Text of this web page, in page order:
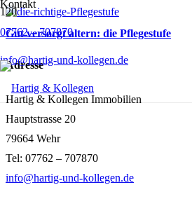
Kontakt
07762 – 707870
info@hartig-und-kollegen.de
Gut versorgt altern: die Pflegestufe
Adresse
Hartig & Kollegen Immobilien
Hauptstrasse 20
79664 Wehr
Tel: 07762 – 707870
info@hartig-und-kollegen.de